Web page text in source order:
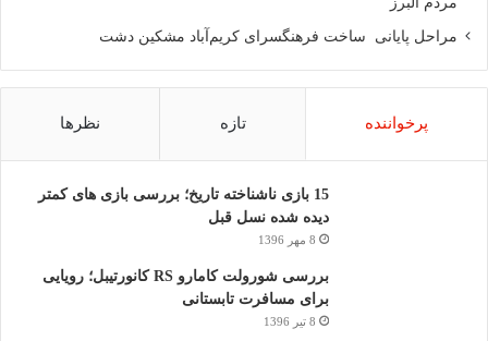
مراحل پایانی ساخت فرهنگسرای کریم‌آباد مشکین دشت
پرخواننده تازه نظرها
15 بازی ناشناخته تاریخ؛ بررسی بازی های کمتر
دیده شده نسل قبل
8 مهر 1396
بررسی شورولت کامارو RS کانورتیبل؛ رویایی
برای مسافرت تابستانی
8 تیر 1396